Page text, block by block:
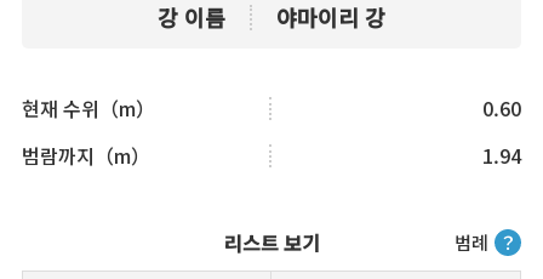
강 이름 야마이리 강
현재 수위（m）
0.60
범람까지（m）
1.94
범례 ？
리스트 보기